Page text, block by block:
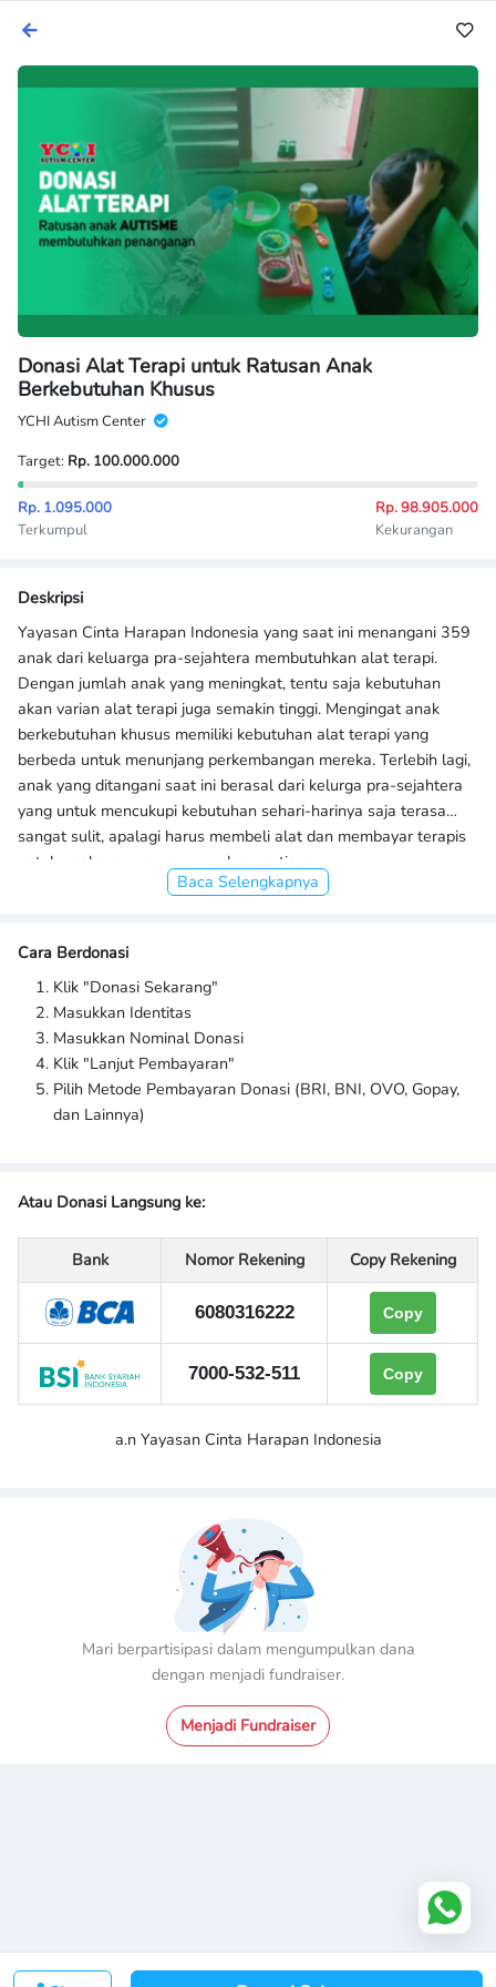
Donasi Alat Terapi untuk Ratusan Anak
Berkebutuhan Khusus
YCHI Autism Center
Target: Rp. 100.000.000
Rp. 1.095.000
Terkumpul
Rp. 98.905.000
Kekurangan
Deskripsi
Yayasan Cinta Harapan Indonesia yang saat ini menangani 359
anak dari keluarga pra-sejahtera membutuhkan alat terapi.
Dengan jumlah anak yang meningkat, tentu saja kebutuhan
akan varian alat terapi juga semakin tinggi. Mengingat anak
berkebutuhan khusus memiliki kebutuhan alat terapi yang
berbeda untuk menunjang perkembangan mereka. Terlebih lagi,
anak yang ditangani saat ini berasal dari kelurga pra-sejahtera
yang untuk mencukupi kebutuhan sehari-harinya saja terasa
sangat sulit, apalagi harus membeli alat dan membayar terapis
untuk anaknya yang menyandang autisme.
banyaknya anak yang ditangani berbanding lurus dengan
banyaknya terapis yang harus direkrut dan dibekali ilmu sesuai
dengan metode yang digunakan oleh Yayasan Cinta Harapan
Indonesia dalam memberikan penanganan terapi. Kemampuan
Yayasan Cinta Harapan Indonesia saat ini tidak seimbang
dengan banyaknya kebutuhan yang diperlukan untuk melakukan
penanganan terapi secara maksimal.
mengundang Anda untuk berdonasi dalam pemenuhan
menoptimalkan penanganan terapi. Donasi Anda sangat berarti,
sekecil apapun nominalnya.
Baca Selengkapnya
Cara Berdonasi
Klik "Donasi Sekarang"
Masukkan Identitas
Masukkan Nominal Donasi
Klik "Lanjut Pembayaran"
Pilih Metode Pembayaran Donasi (BRI, BNI, OVO, Gopay,
dan Lainnya)
Atau Donasi Langsung ke:
Bank Nomor Rekening Copy Rekening
6080316222 Copy
7000-532-511 Copy
a.n Yayasan Cinta Harapan Indonesia
Mari berpartisipasi dalam mengumpulkan dana
dengan menjadi fundraiser.
Menjadi Fundraiser